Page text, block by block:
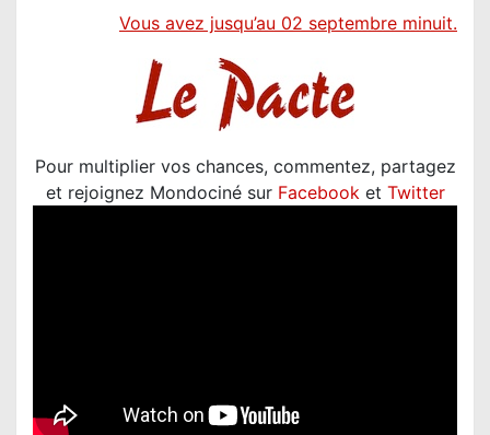
Vous avez jusqu’au 02 septembre minuit.
Pour multiplier vos chances, commentez, partagez
et rejoignez Mondociné sur Facebooket Twitter